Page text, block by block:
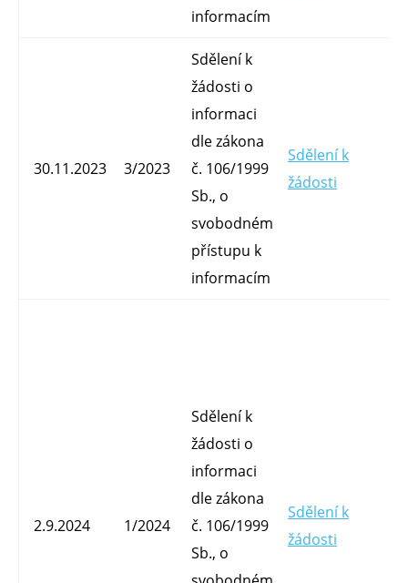
informacím
30.11.2023 3/2023
Sdělení k
žádosti o
informaci
dle zákona
č. 106/1999
Sb., o
svobodném
přístupu k
informacím
Sdělení k
žádosti
2.9.2024 1/2024
Sdělení k
žádosti o
informaci
dle zákona
č. 106/1999
Sb., o
Sdělení k
žádosti